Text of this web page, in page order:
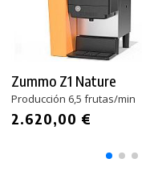
Zummo Z1 Nature
Producción 6,5 frutas/min
2.620,00 €